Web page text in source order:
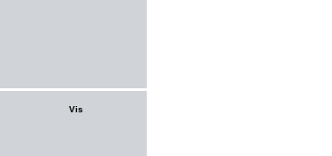
Vis